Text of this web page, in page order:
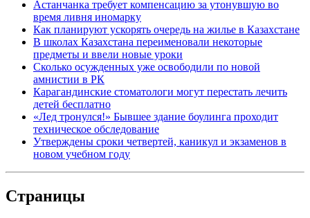
Астанчанка требует компенсацию за утонувшую во
время ливня иномарку
Как планируют ускорять очередь на жилье в Казахстане
В школах Казахстана переименовали некоторые
предметы и ввели новые уроки
Сколько осужденных уже освободили по новой
амнистии в РК
Карагандинские стоматологи могут перестать лечить
детей бесплатно
«Лед тронулся!» Бывшее здание боулинга проходит
техническое обследование
Утверждены сроки четвертей, каникул и экзаменов в
новом учебном году
Страницы